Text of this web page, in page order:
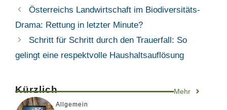
Österreichs Landwirtschaft im Biodiversitäts-
Drama: Rettung in letzter Minute?
Schritt für Schritt durch den Trauerfall: So
gelingt eine respektvolle Haushaltsauflösung
Kürzlich Mehr
Allgemein